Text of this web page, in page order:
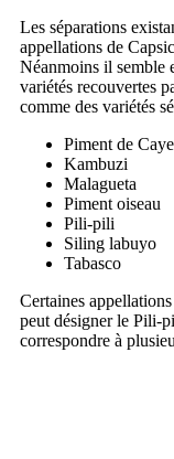
Les séparations
appellations de
Néanmoins il semble
variétés recouvertes
comme des variétés
Piment de
Kambuzi
Malagueta
Piment oiseau
Pili-pili
Siling labuyo
Tabasco
Certaines
peut désigner le Pili-
correspondre à